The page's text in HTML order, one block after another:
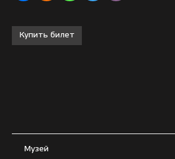
Купить билет
Музей